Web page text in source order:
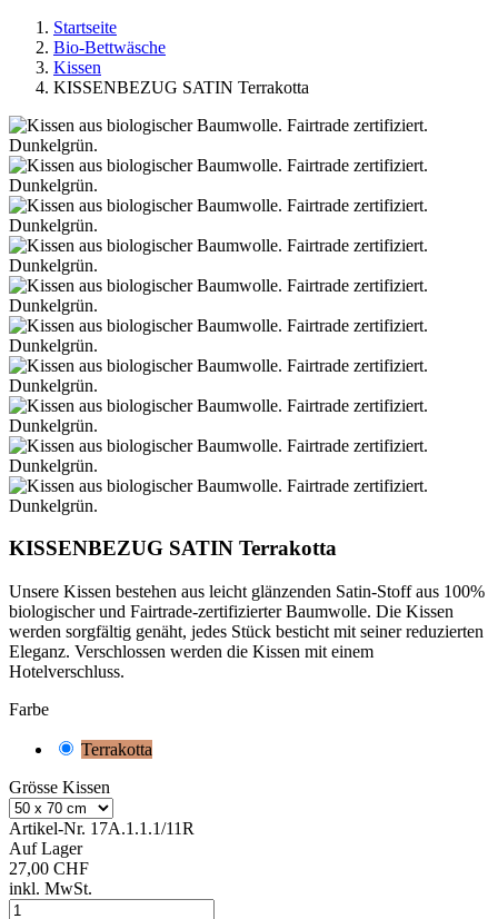
Startseite
Bio-Bettwäsche
Kissen
KISSENBEZUG SATIN Terrakotta
KISSENBEZUG SATIN Terrakotta
Unsere Kissen bestehen aus leicht glänzenden Satin-Stoff aus 100%
biologischer und Fairtrade-zertifizierter Baumwolle. Die Kissen
werden sorgfältig genäht, jedes Stück besticht mit seiner reduzierten
Eleganz. Verschlossen werden die Kissen mit einem
Hotelverschluss.
Farbe
Terrakotta
Grösse Kissen
Artikel-Nr. 17A.1.1.1/11R
Auf Lager
27,00 CHF
inkl. MwSt.